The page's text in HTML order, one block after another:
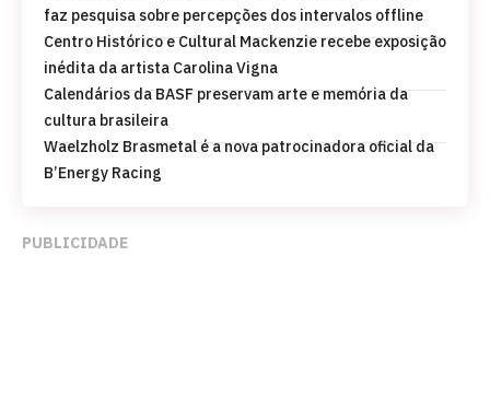
faz pesquisa sobre percepções dos intervalos offline
Centro Histórico e Cultural Mackenzie recebe exposição
inédita da artista Carolina Vigna
Calendários da BASF preservam arte e memória da
cultura brasileira
Waelzholz Brasmetal é a nova patrocinadora oficial da
B’Energy Racing
PUBLICIDADE